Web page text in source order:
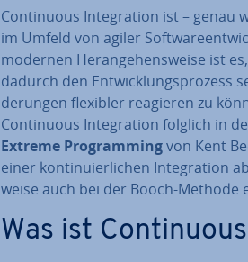
Con­ti­nuous In­te­gra­ti­on ist – genau
im Umfeld von agiler
modernen Her­an­ge­hens­wei­se ist
dadurch den Ent­wick­lungs­pro­zess
de­run­gen flexibler reagieren zu
Con­ti­nuous In­te­gra­ti­on folglich in
Extreme Pro­grammingvon Kent
einer kon­ti­nu­ier­li­chen In­te­gra­ti­on
wei­se auch bei der Booch-Methode
Was ist